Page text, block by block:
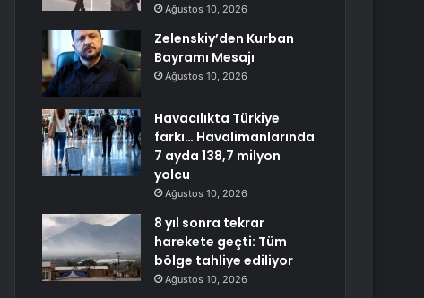
Ağustos 10, 2026
Zelenskiy’den Kurban
Bayramı Mesajı
Ağustos 10, 2026
Havacılıkta Türkiye
farkı… Havalimanlarında
7 ayda 138,7 milyon
yolcu
Ağustos 10, 2026
8 yıl sonra tekrar
harekete geçti: Tüm
bölge tahliye ediliyor
Ağustos 10, 2026